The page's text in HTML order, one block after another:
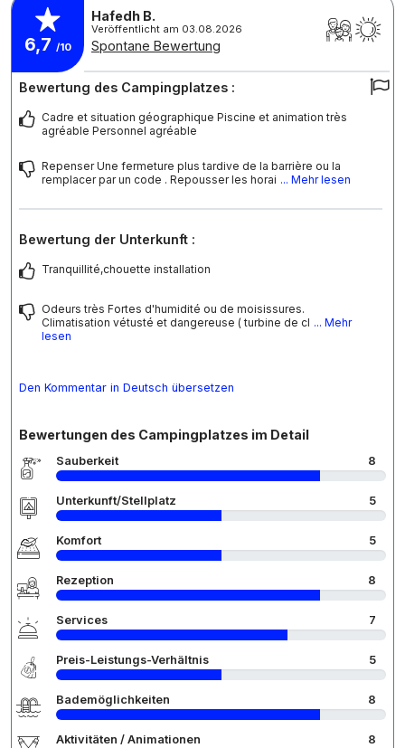
6,7 /10
Hafedh B.
Veröffentlicht am 03.08.2026
Spontane Bewertung
Bewertung des Campingplatzes :
Cadre et situation géographique Piscine et animation très
agréable Personnel agréable
Repenser Une fermeture plus tardive de la barrière ou la
remplacer par un code . Repousser les horai ... Mehr lesen
Bewertung der Unterkunft :
Tranquillité,chouette installation
Odeurs très Fortes d'humidité ou de moisissures.
Climatisation vétusté et dangereuse ( turbine de cl ... Mehr
lesen
Den Kommentar in Deutsch übersetzen
Bewertungen des Campingplatzes im Detail
Sauberkeit 8
Unterkunft/Stellplatz 5
Komfort 5
Rezeption 8
Services 7
Preis-Leistungs-Verhältnis 5
Bademöglichkeiten 8
Aktivitäten / Animationen 8